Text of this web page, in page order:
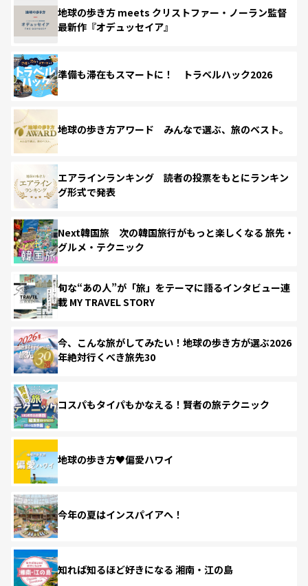
地球の歩き方 meets クリストファー・ノーラン監督
最新作『オデュッセイア』
準備も滞在もスマートに！ トラベルハック2026
地球の歩き方アワード みんなで選ぶ、旅のベスト。
エアラインランキング 読者の投票をもとにランキン
グ形式で発表
Next韓国旅 次の韓国旅行がもっと楽しくなる 旅先・
グルメ・テクニック
旬な“あの人”が「旅」をテーマに語るインタビュー連
載 MY TRAVEL STORY
今、こんな旅がしてみたい！地球の歩き方が選ぶ2026
年絶対行くべき旅先30
コスパもタイパもかなえる！賢者の旅テクニック
地球の歩き方♥偏愛ハワイ
今年の夏はインスパイアへ！
知れば知るほど好きになる 湘南・江の島